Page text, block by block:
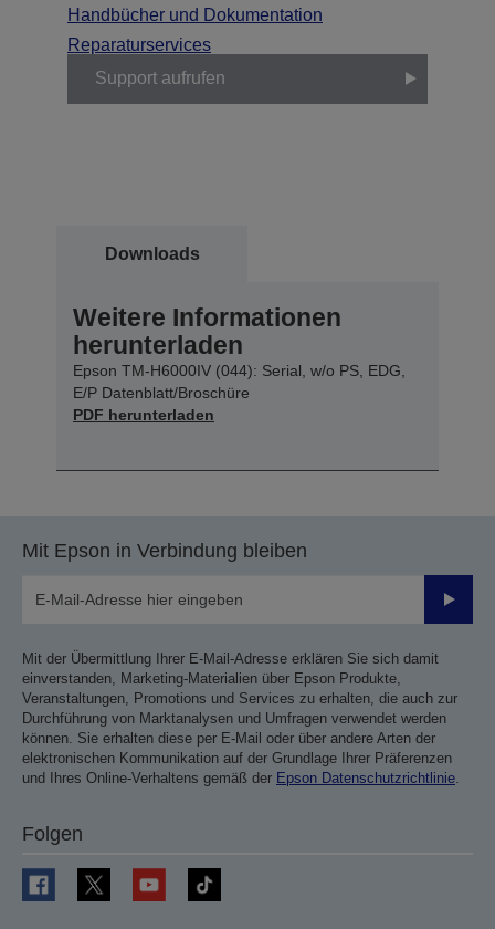
Handbücher und Dokumentation
Reparaturservices
Support aufrufen
Downloads
Weitere Informationen
herunterladen
Epson TM-H6000IV (044): Serial, w/o PS, EDG,
E/P Datenblatt/Broschüre
PDF herunterladen
Mit Epson in Verbindung bleiben
Mit der Übermittlung Ihrer E-Mail-Adresse erklären Sie sich damit
einverstanden, Marketing-Materialien über Epson Produkte,
Veranstaltungen, Promotions und Services zu erhalten, die auch zur
Durchführung von Marktanalysen und Umfragen verwendet werden
können. Sie erhalten diese per E-Mail oder über andere Arten der
elektronischen Kommunikation auf der Grundlage Ihrer Präferenzen
und Ihres Online-Verhaltens gemäß der Epson Datenschutzrichtlinie
Folgen